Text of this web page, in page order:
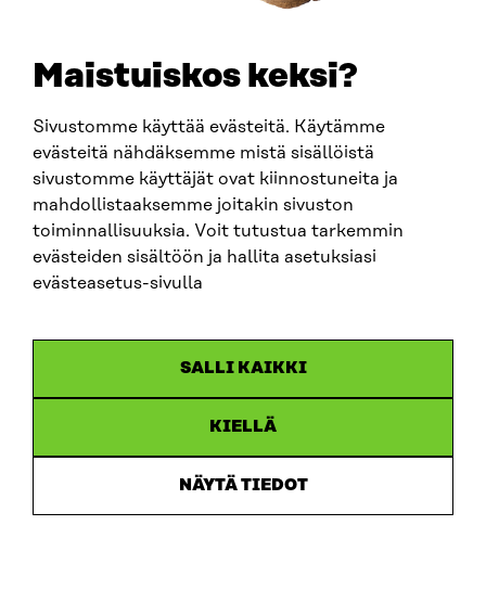
Maistuiskos keksi?
Sivustomme käyttää evästeitä. Käytämme
evästeitä nähdäksemme mistä sisällöistä
sivustomme käyttäjät ovat kiinnostuneita ja
mahdollistaaksemme joitakin sivuston
toiminnallisuuksia. Voit tutustua tarkemmin
evästeiden sisältöön ja hallita asetuksiasi
evästeasetus-sivulla
SALLI KAIKKI
KIELLÄ
NÄYTÄ TIEDOT
PUBLIKATIONER
2026